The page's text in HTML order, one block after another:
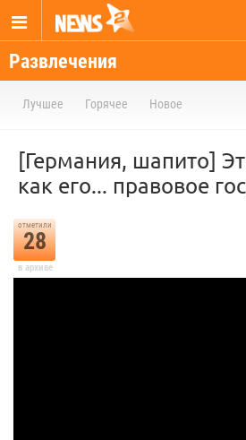
Развлечения
Лучшее Горячее Новое
[Германия, шапито]
как его... правовое
отметили
28
в архиве